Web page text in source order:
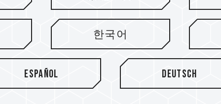
Die ELITE A1 Card bietet
Ultra-HD-Videos in hoher
wertvolle Momente
können mit Fotos
den Rückblick benötigt.
Leichtigkeit beim
Verzögerung spüren. Sie
한국어
Español Deutsch